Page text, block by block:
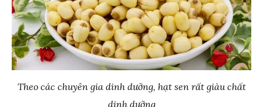
Theo các chuyên gia dinh dưỡng, hạt sen rất giàu chất
dinh dưỡng